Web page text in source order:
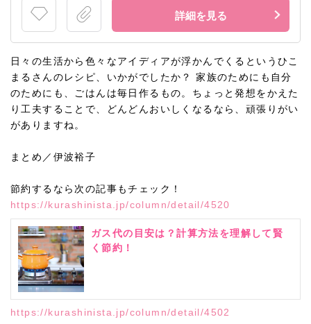
詳細を見る
日々の生活から色々なアイディアが浮かんでくるというひこ
まるさんのレシピ、いかがでしたか？ 家族のためにも自分
のためにも、ごはんは毎日作るもの。ちょっと発想をかえた
り工夫することで、どんどんおいしくなるなら、頑張りがい
がありますね。
まとめ／伊波裕子
節約するなら次の記事もチェック！
https://kurashinista.jp/column/detail/4520
ガス代の目安は？計算方法を理解して賢
く節約！
https://kurashinista.jp/column/detail/4502